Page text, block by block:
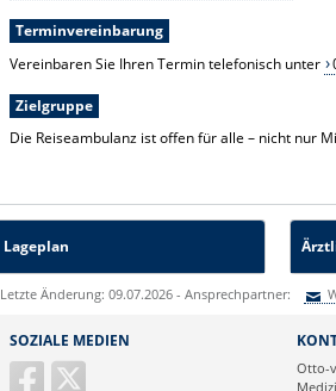
Terminvereinbarung
Vereinbaren Sie Ihren Termin telefonisch unter
Zielgruppe
Die Reiseambulanz ist offen für alle – nicht nur
Lageplan
Letzte Änderung: 09.07.2026 - Ansprechpartner:
Ihre E-Mailadresse:
SOZIALE MEDIEN
Otto-